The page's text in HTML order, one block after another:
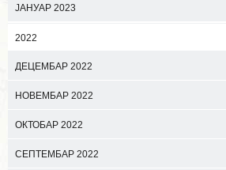
ЈАНУАР 2023
2022
ДЕЦЕМБАР 2022
НОВЕМБАР 2022
ОКТОБАР 2022
СЕПТЕМБАР 2022